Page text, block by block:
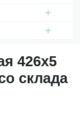
426х5
склада